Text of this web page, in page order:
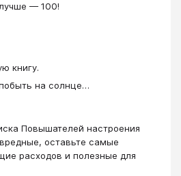
— 100!
книгу.
на солнце…
Повышателей настроения
оставьте самые
расходов и полезные для